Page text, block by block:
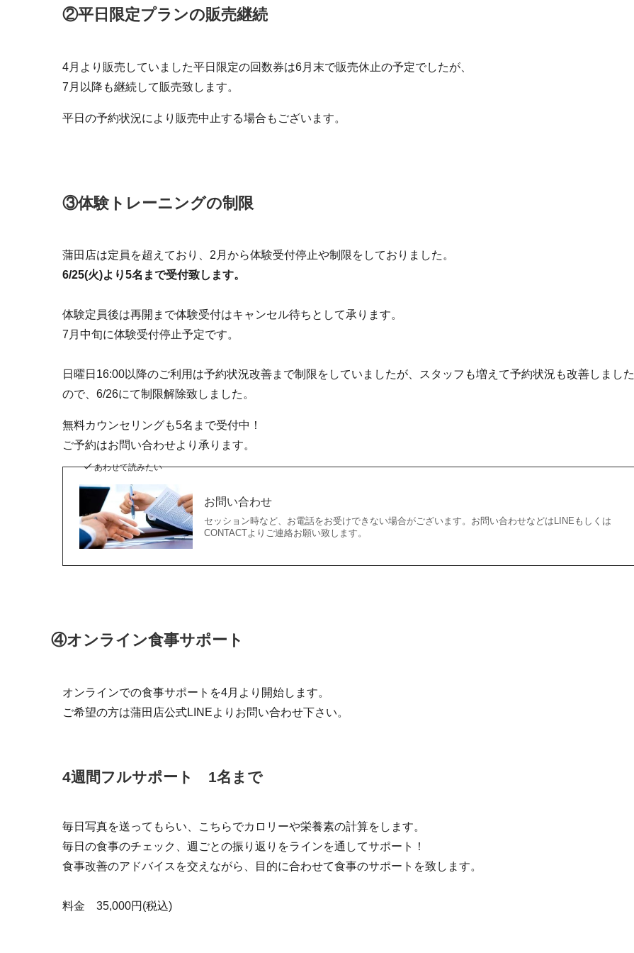
②平日限定プランの販売継続
4月より販売していました平日限定の回数券は6月末で販売休止の予定でしたが、
7月以降も継続して販売致します。
平日の予約状況により販売中止する場合もございます。
③体験トレーニングの制限
蒲田店は定員を超えており、2月から体験受付停止や制限をしておりました。
6/25(火)より5名まで受付致します。
体験定員後は再開まで体験受付はキャンセル待ちとして承ります。
7月中旬に体験受付停止予定です。
日曜日16:00以降のご利用は予約状況改善まで制限をしていましたが、スタッフも増えて予約状況も改善しました
ので、6/26にて制限解除致しました。
無料カウンセリングも5名まで受付中！
ご予約はお問い合わせより承ります。
あわせて読みたい
お問い合わせ
セッション時など、お電話をお受けできない場合がございます。お問い合わせなどはLINEもしくは
CONTACTよりご連絡お願い致します。
④オンライン食事サポート
オンラインでの食事サポートを4月より開始します。
ご希望の方は蒲田店公式LINEよりお問い合わせ下さい。
4週間フルサポート 1名まで
毎日写真を送ってもらい、こちらでカロリーや栄養素の計算をします。
毎日の食事のチェック、週ごとの振り返りをラインを通してサポート！
食事改善のアドバイスを交えながら、目的に合わせて食事のサポートを致します。
料金 35,000円(税込)